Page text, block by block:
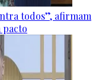
todos”, afirmam
pacto